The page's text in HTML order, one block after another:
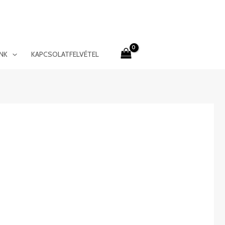
KAPCSOLATFELVÉTEL